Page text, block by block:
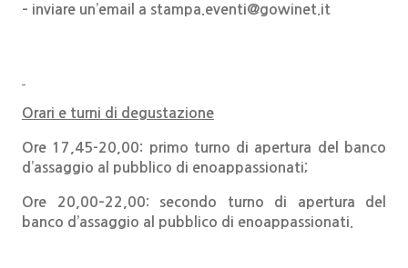
– inviare un’email a stampa.eventi@gowinet.it
Orari e turni di degustazione
Ore 17,45-20,00: primo turno di apertura del banco
d’assaggio al pubblico di enoappassionati;
Ore 20,00–22,00: secondo turno di apertura del
banco d’assaggio al pubblico di enoappassionati.